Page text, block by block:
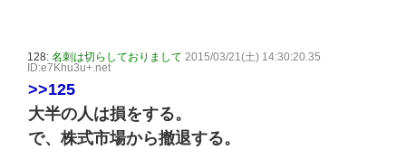
128: 名刺は切らしておりまして 2015/03/21(土) 14:30:20.35
ID:e7Khu3u+.net
>>125
大半の人は損をする。
で、株式市場から撤退する。